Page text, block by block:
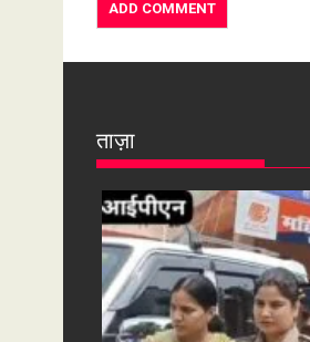
ताज़ा